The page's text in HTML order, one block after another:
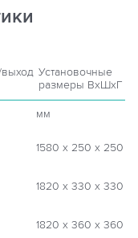
Установочные
размеры ВхШхГ
мм
1580 х 250 х 250
1820 х 330 х 330
1820 х 360 х 360